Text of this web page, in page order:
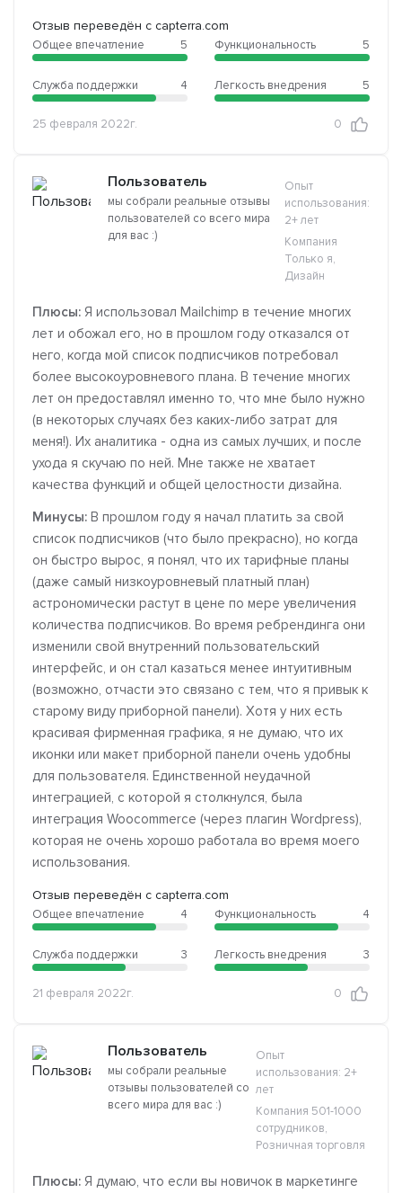
Отзыв переведён с capterra.com
Общее впечатление 5
Служба поддержки 4
Функциональность 5
Легкость внедрения 5
25 февраля 2022г. 0
Пользователь
мы собрали реальные отзывы
пользователей со всего мира
для вас :)
Опыт
использования:
2+ лет
Компания
Только я,
Дизайн
Плюсы: Я использовал Mailchimp в течение многих
лет и обожал его, но в прошлом году отказался от
него, когда мой список подписчиков потребовал
более высокоуровневого плана. В течение многих
лет он предоставлял именно то, что мне было нужно
(в некоторых случаях без каких-либо затрат для
меня!). Их аналитика - одна из самых лучших, и после
ухода я скучаю по ней. Мне также не хватает
качества функций и общей целостности дизайна.
Минусы: В прошлом году я начал платить за свой
список подписчиков (что было прекрасно), но когда
он быстро вырос, я понял, что их тарифные планы
(даже самый низкоуровневый платный план)
астрономически растут в цене по мере увеличения
количества подписчиков. Во время ребрендинга они
изменили свой внутренний пользовательский
интерфейс, и он стал казаться менее интуитивным
(возможно, отчасти это связано с тем, что я привык к
старому виду приборной панели). Хотя у них есть
красивая фирменная графика, я не думаю, что их
иконки или макет приборной панели очень удобны
для пользователя. Единственной неудачной
интеграцией, с которой я столкнулся, была
интеграция Woocommerce (через плагин Wordpress),
которая не очень хорошо работала во время моего
использования.
Отзыв переведён с capterra.com
Общее впечатление 4
Служба поддержки 3
Функциональность 4
Легкость внедрения 3
21 февраля 2022г. 0
Пользователь
мы собрали реальные
отзывы пользователей со
всего мира для вас :)
Опыт
использования: 2+
лет
Компания 501-1000
сотрудников,
Розничная торговля
Плюсы: Я думаю, что если вы новичок в маркетинге